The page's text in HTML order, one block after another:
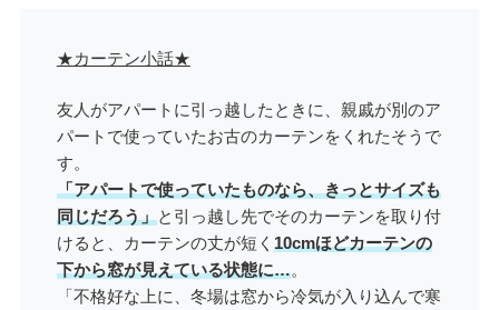
★カーテン小話★
友人がアパートに引っ越したときに、親戚が別のア
パートで使っていたお古のカーテンをくれたそうで
す。
「アパートで使っていたものなら、きっとサイズも
同じだろう」と引っ越し先でそのカーテンを取り付
けると、カーテンの丈が短く 10cmほどカーテンの
下から窓が見えている状態に…。
「不格好な上に、冬場は窓から冷気が入り込んで寒